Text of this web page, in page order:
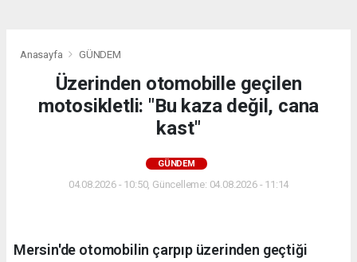
Anasayfa GÜNDEM
Üzerinden otomobille geçilen
motosikletli: "Bu kaza değil, cana
kast"
GÜNDEM
04.08.2026 - 10:50, Güncelleme: 04.08.2026 - 11:14
Mersin'de otomobilin çarpıp üzerinden geçtiği